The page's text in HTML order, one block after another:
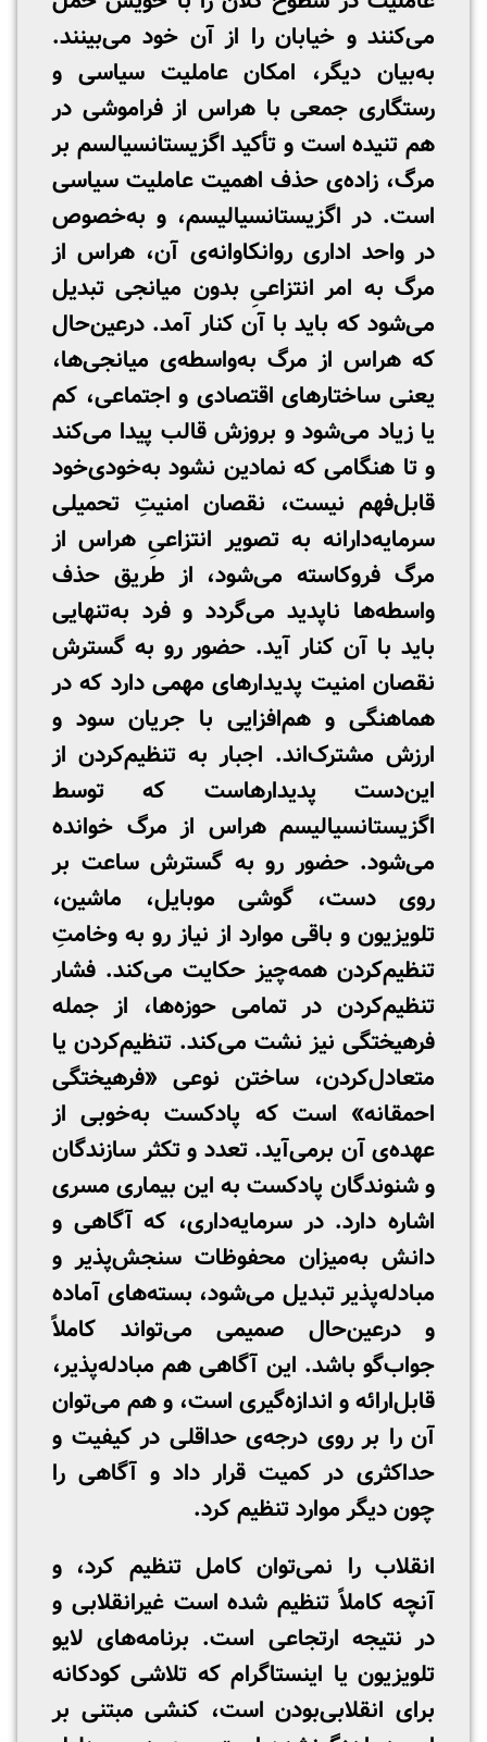
می‌کنند و خیابان را از آن خود می‌بینند.
به‌بیان دیگر، امکان عاملیت سیاسی و
رستگاری جمعی با هراس از فراموشی در
هم تنیده است و تأکید اگزیستانسیالسم بر
مرگ، زاده‌ی حذف اهمیت عاملیت سیاسی
است. در اگزیستانسیالیسم، و به‌خصوص
در واحد اداری روانکاوانه‌ی آن، هراس از
مرگ به امر انتزاعیِ بدون میانجی تبدیل
می‌شود که باید با آن کنار آمد. درعین‌حال
که هراس از مرگ به‌واسطه‌ی میانجی‌ها،
یعنی ساختارهای اقتصادی و اجتماعی، کم
یا زیاد می‌شود و بروزش قالب پیدا می‌کند
و تا هنگامی که نمادین نشود به‌خودی‌خود
قابل‌فهم نیست، نقصان امنیتِ تحمیلی
سرمایه‌دارانه به تصویر انتزاعیِ هراس از
مرگ فروکاسته می‌شود، از طریق حذف
واسطه‌ها ناپدید می‌گردد و فرد به‌تنهایی
باید با آن کنار آید. حضور رو به گسترش
نقصان امنیت پدیدارهای مهمی دارد که در
هماهنگی و هم‌افزایی با جریان سود و
ارزش مشترک‌اند. اجبار به تنظیم‌کردن از
این‌دست پدیدارهاست که توسط
اگزیستانسیالیسم هراس از مرگ خوانده
می‌شود. حضور رو به گسترش ساعت بر
روی دست، گوشی موبایل، ماشین،
تلویزیون و باقی موارد از نیاز رو به وخامتِ
تنظیم‌کردن همه‌چیز حکایت می‌کند. فشار
تنظیم‌کردن در تمامی حوزه‌ها، از جمله
فرهیختگی نیز نشت می‌کند. تنظیم‌کردن یا
متعادل‌کردن، ساختن نوعی «فرهیختگی
احمقانه» است که پادکست به‌خوبی از
عهده‌ی آن برمی‌آید. تعدد و تکثر سازندگان
و شنوندگان پادکست به این بیماری مسری
اشاره دارد. در سرمایه‌داری، که آگاهی و
دانش به‌میزان محفوظات سنجش‌پذیر و
مبادله‌پذیر تبدیل می‌شود، بسته‌های آماده
و درعین‌حال صمیمی می‌تواند کاملاً
جواب‌گو باشد. این آگاهی هم مبادله‌پذیر،
قابل‌ارائه و اندازه‌گیری است، و هم می‌توان
آن را بر روی درجه‌ی حداقلی در کیفیت و
حداکثری در کمیت قرار داد و آگاهی را
چون دیگر موارد تنظیم کرد.
انقلاب را نمی‌توان کامل تنظیم کرد، و
آنچه کاملاً تنظیم شده است غیرانقلابی و
در نتیجه ارتجاعی است. برنامه‌های لایو
تلویزیون یا اینستاگرام که تلاشی کودکانه
برای انقلابی‌بودن است، کنشی مبتنی بر